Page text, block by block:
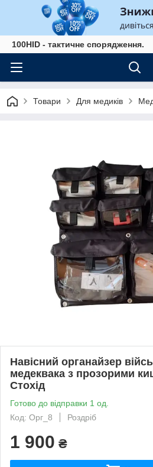
100HID - тактичне спорядження.
Товари Для медиків
Навісний органайзер
медеквака з прозорими
Стохід
Готово до відправки 1 од.
Код: Орг_8
Роздріб
1 900 ₴